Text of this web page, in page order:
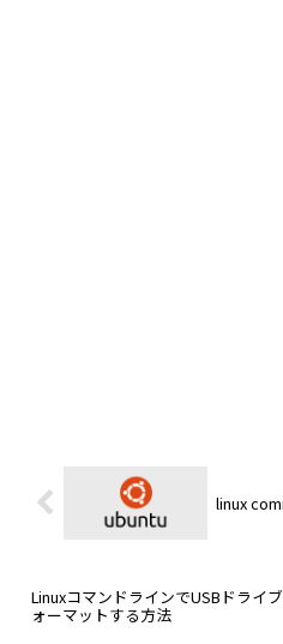
linux
LinuxコマンドラインでUSBドライ
ォーマットする方法